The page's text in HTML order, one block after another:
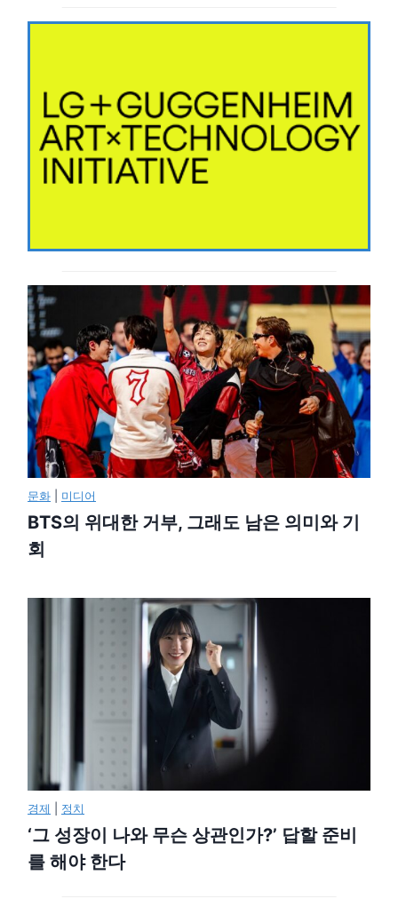
문화 미디어
BTS의 위대한 거부, 그래도 남은 의미와 기
회
경제 정치
‘그 성장이 나와 무슨 상관인가?’ 답할 준비
를 해야 한다